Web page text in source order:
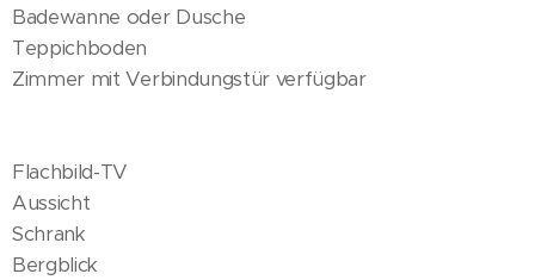
Badewanne oder Dusche
Teppichboden
Zimmer mit Verbindungstür verfügbar
Flachbild-TV
Aussicht
Schrank
Bergblick